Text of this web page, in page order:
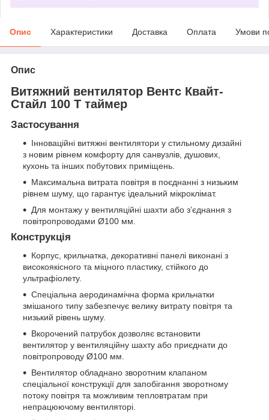
Опис Характеристики Доставка Оплата Умови
Опис
Витяжний вентилятор Вентс Квайт-
Стайл 100 Т таймер
Застосування
Інноваційні витяжні вентилятори у стильному дизайні
з новим рівнем комфорту для санвузлів, душових,
кухонь та інших побутових приміщень.
Максимальна витрата повітря в поєднанні з низьким
рівнем шуму, що гарантує ідеальний мікроклімат.
Для монтажу у вентиляційні шахти або з’єднання з
повітропроводами Ø100 мм.
Конструкція
Корпус, крильчатка, декоративні панелі виконані з
високоякісного та міцного пластику, стійкого до
ультрафіолету.
Спеціальна аеродинамічна форма крильчатки
змішаного типу забезпечує велику витрату повітря та
низький рівень шуму.
Вкорочений патрубок дозволяє встановити
вентилятор у вентиляційну шахту або приєднати до
повітропроводу Ø100 мм.
Вентилятор обладнано зворотним клапаном
спеціальної конструкції для запобігання зворотному
потоку повітря та можливим тепловтратам при
непрацюючому вентиляторі.